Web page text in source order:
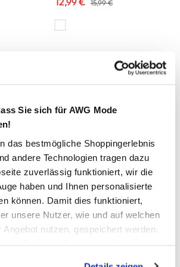
Sie sich für AWG Mode
das bestmögliche Shoppingerlebnis
andere Technologien tragen dazu
zuverlässig funktioniert, wir die
haben und Ihnen personalisierte
können. Damit dies funktioniert,
unsere Nutzer, wie und auf welchen
nutzen, gespeichert werden.
15,99 €
9,99 € 12,99 €
Print
-23%
Tom Tailor
Kinder Shirt mit schlichtem
Print
9,99 € 12,99 €